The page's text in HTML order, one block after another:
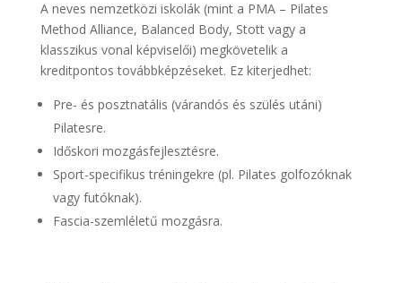
A neves nemzetközi iskolák (mint a PMA – Pilates
Method Alliance, Balanced Body, Stott vagy a
klasszikus vonal képviselői) megkövetelik a
kreditpontos továbbképzéseket. Ez kiterjedhet:
Pre- és posztnatális (várandós és szülés utáni)
Pilatesre.
Időskori mozgásfejlesztésre.
Sport-specifikus tréningekre (pl. Pilates golfozóknak
vagy futóknak).
Fascia-szemléletű mozgásra.